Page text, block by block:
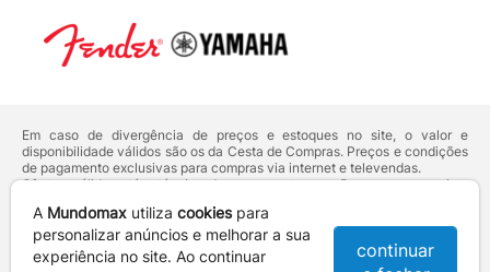
Em caso de divergência de preços e estoques no site, o valor e
disponibilidade válidos são os da Cesta de Compras. Preços e condições
de pagamento exclusivas para compras via internet e televendas.
Ofertas válidas até o término de nossos estoques. Para compras acima
deVenda Corporativa.
Os preços apresentados no site prevalecem sobre outros anunciados em
qualquer outro meio de comunicação ou sites de buscas. Código de
Defesa do Consumidor:Lei nº 8.078.
A Mundomax utiliza cookiespara
personalizar anúncios e melhorar a sua
experiência no site. Ao continuar
continuar